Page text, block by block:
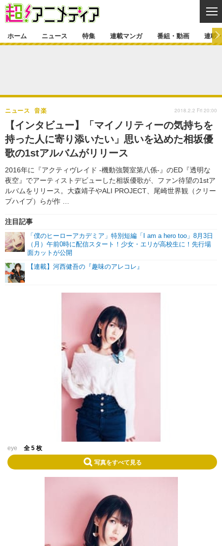
ゲーム・アプリ マンガ
グッズ イベント
声優
舞台 新帝スタ
特集一覧 カバー
ラキりす
連載マンガ
連載マンガ一覧 連載一覧
番組・動画
番組・動画一覧 ラジオ
動画
連載・ブログ
連載・ブログ一覧
編集部ブログ・お知らせ
ホーム ニュース 特集 連載マンガ 番組・動画 連載
【インタビュー】「マイノリティーの気持ちを
持った人に寄り添いたい」思いを込めた相坂優
歌の1stアルバムがリリース
2016年に『アクティヴレイド -機動強襲室第八係-』のED『透明な
夜空』でアーティストデビューした相坂優歌が、ファン待望の1stア
ルバムをリリース。大森靖子やALI PROJECT、尾崎世界観（クリー
プハイプ）らが作 …
ニュース 音楽
注目記事
「僕のヒーローアカデミア」特別短編「I am a hero too」8月3日
（月）午前0時に配信スタート！少女・エリが高校生に！先行場
面カットが公開
【連載】河西健吾の『趣味のアレコレ』
2018.2.2 Fri 20:00
eye 全 5 枚
写真をすべて見る